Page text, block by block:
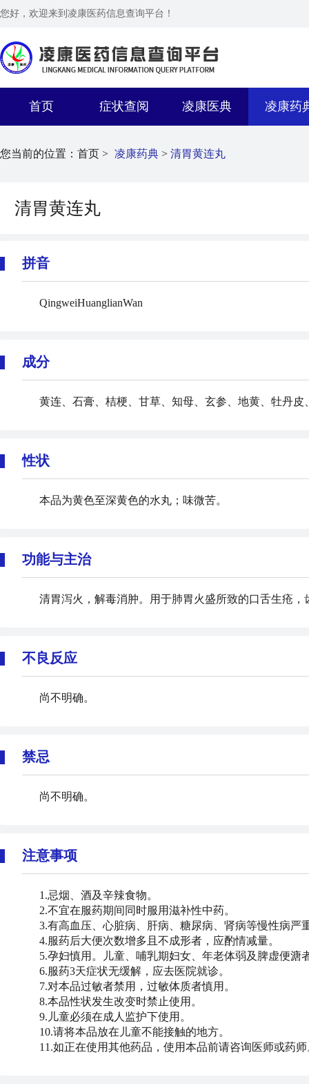
您好，欢迎来到凌康医药信息查询平台！
首页 症状查阅 凌康医典 凌康药
您当前的位置： 首页 > 凌康药典 > 清胃黄连丸
清胃黄连丸
拼音
QingweiHuanglianWan
成分
黄连、石膏、桔梗、甘草、知母、玄参、地黄、牡丹
性状
本品为黄色至深黄色的水丸；味微苦。
功能与主治
清胃泻火，解毒消肿。用于肺胃火盛所致的口舌生疮，
不良反应
尚不明确。
禁忌
尚不明确。
注意事项
1.忌烟、酒及辛辣食物。
2.不宜在服药期间同时服用滋补性中药。
3.有高血压、心脏病、肝病、糖尿病、肾病等慢性病
4.服药后大便次数增多且不成形者，应酌情减量。
5.孕妇慎用。儿童、哺乳期妇女、年老体弱及脾虚便
6.服药3天症状无缓解，应去医院就诊。
7.对本品过敏者禁用，过敏体质者慎用。
8.本品性状发生改变时禁止使用。
9.儿童必须在成人监护下使用。
10.请将本品放在儿童不能接触的地方。
11.如正在使用其他药品，使用本品前请咨询医师或药